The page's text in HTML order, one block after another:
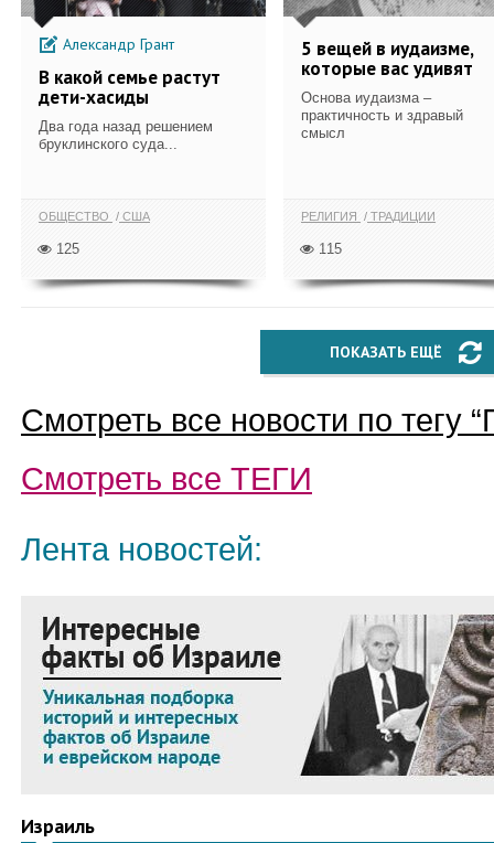
Александр Грант
В какой семье растут
дети-хасиды
Два года назад решением
бруклинского суда...
ОБЩЕСТВО США
125
5 вещей в иудаизме,
которые вас удивят
Основа иудаизма –
практичность и здравый
смысл
РЕЛИГИЯ ТРАДИЦИИ
115
ПОКАЗАТЬ ЕЩЁ
Смотреть все новости по тегу “
Смотреть все ТЕГИ
Лента новостей:
Израиль